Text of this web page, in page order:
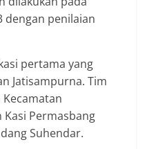
dengan penilaian
pertama yang
Jatisampurna. Tim
Permasbang
Suhendar.